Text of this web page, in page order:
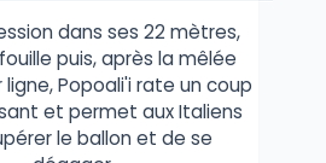
dans ses 22 mètres,
puis, après la mêlée
ligne, Popoali'i rate un coup
et permet aux Italiens
le ballon et de se